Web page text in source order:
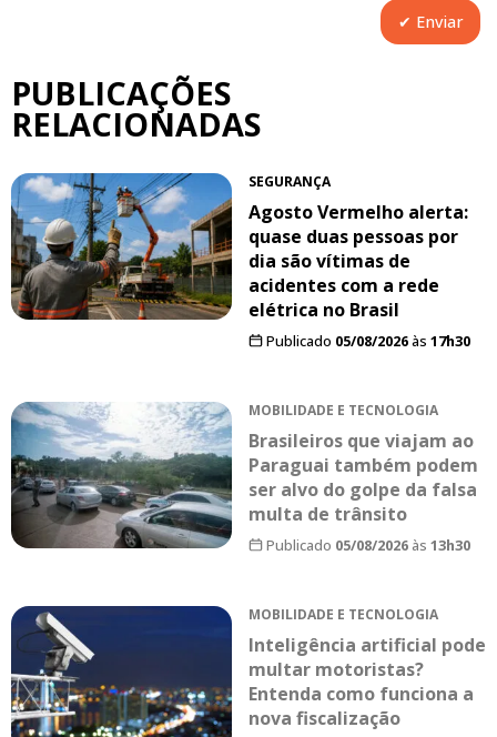
PUBLICAÇÕES
RELACIONADAS
SEGURANÇA
Agosto Vermelho alerta:
quase duas pessoas por
dia são vítimas de
acidentes com a rede
elétrica no Brasil
Publicado 05/08/2026às 17h30
MOBILIDADE E TECNOLOGIA
Brasileiros que viajam ao
Paraguai também podem
ser alvo do golpe da falsa
multa de trânsito
Publicado 05/08/2026às 13h30
MOBILIDADE E TECNOLOGIA
Inteligência artificial pode
multar motoristas?
Entenda como funciona a
nova fiscalização